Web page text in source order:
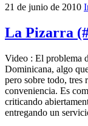
21 de junio de 2010
La Pizarra
Video : El problema
Dominicana, algo
pero sobre todo, tres
conveniencia. Es
criticando
entregando un